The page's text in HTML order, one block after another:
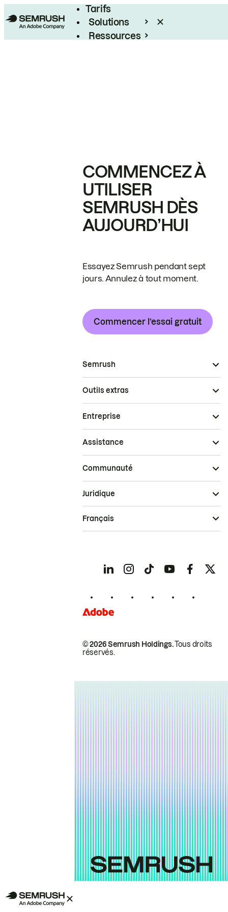
Tarifs
Solutions
Ressources
COMMENCEZ À
UTILISER
SEMRUSH DÈS
AUJOURD’HUI
Essayez Semrush pendant sept
jours. Annulez à tout moment.
Commencer l’essai gratuit
Semrush
Outils extras
Entreprise
Assistance
Communauté
© 2026 Semrush Holdings.Tous droits
réservés.
Juridique
Français